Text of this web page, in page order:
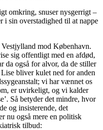
omkring, snuser nysgerrigt –
i sin overstadighed til at nappe
mod København.
sig offentligt med en afdød,
da også for alvor, da de stiller
bliver kulet ned for anden
vi har vænnet os
er uvirkeligt, og vi kalder
Så betyder det mindre, hvor
og insisterende, det
nu også mere en politisk
tilbud: